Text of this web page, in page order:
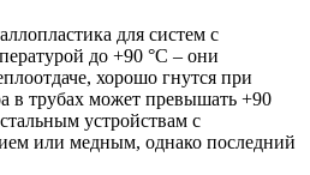
для систем с
до +90 °C – они
хорошо гнутся при
в трубах может превышать +90
устройствам с
или медным, однако последний